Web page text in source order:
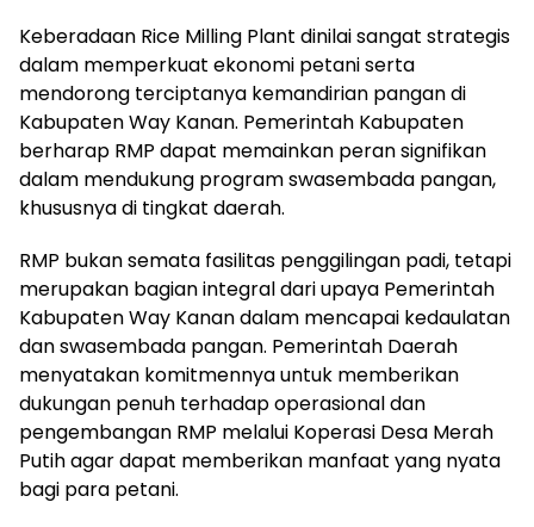
Keberadaan Rice Milling Plant dinilai sangat strategis
dalam memperkuat ekonomi petani serta
mendorong terciptanya kemandirian pangan di
Kabupaten Way Kanan. Pemerintah Kabupaten
berharap RMP dapat memainkan peran signifikan
dalam mendukung program swasembada pangan,
khususnya di tingkat daerah.
RMP bukan semata fasilitas penggilingan padi, tetapi
merupakan bagian integral dari upaya Pemerintah
Kabupaten Way Kanan dalam mencapai kedaulatan
dan swasembada pangan. Pemerintah Daerah
menyatakan komitmennya untuk memberikan
dukungan penuh terhadap operasional dan
pengembangan RMP melalui Koperasi Desa Merah
Putih agar dapat memberikan manfaat yang nyata
bagi para petani.